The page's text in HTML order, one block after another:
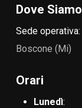
Dove Siamo
Sede operativa:
Boscone (Mi)
Orari
Lunedì: